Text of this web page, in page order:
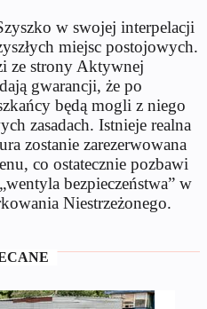
w swojej interpelacji
miejsc postojowych.
ze strony Aktywnej
gwarancji, że po
będą mogli z niego
zasadach. Istnieje realna
zostanie zarezerwowana
co ostatecznie pozbawi
bezpieczeństwa” w
Niestrzeżonego.